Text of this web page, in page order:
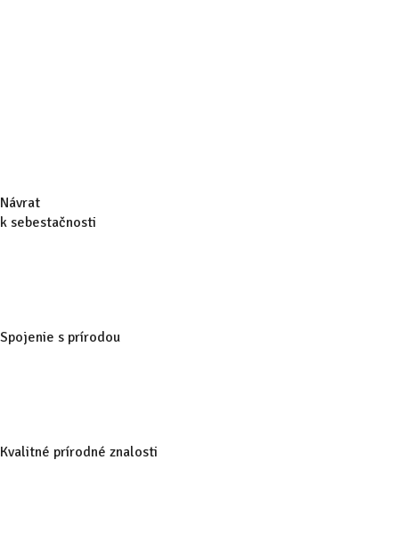
Návrat
k sebestačnosti
Spojenie s prírodou
Kvalitné prírodné znalosti